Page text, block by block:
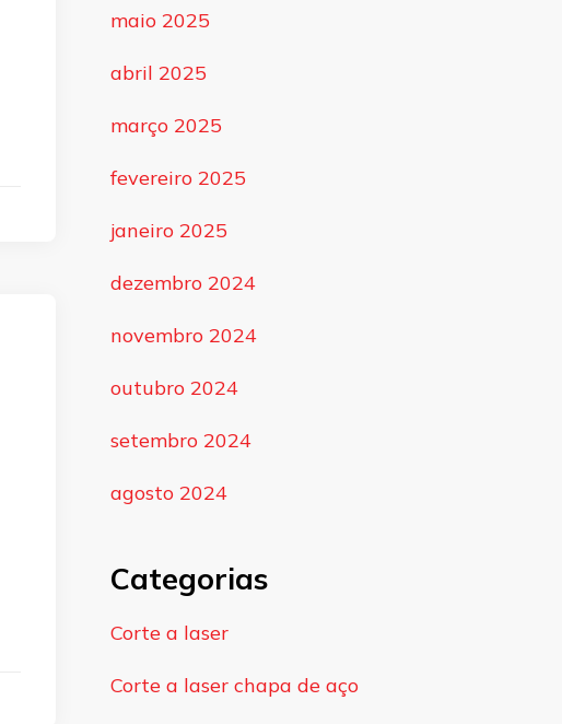
maio 2025
abril 2025
março 2025
fevereiro 2025
janeiro 2025
dezembro 2024
novembro 2024
outubro 2024
setembro 2024
agosto 2024
Categorias
Corte a laser
Corte a laser chapa de aço